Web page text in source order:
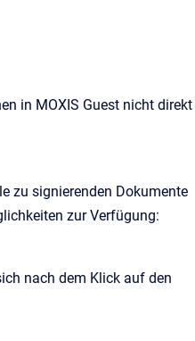
in MOXIS Guest nicht direkt
zu signierenden Dokumente
zur Verfügung:
nach dem Klick auf den